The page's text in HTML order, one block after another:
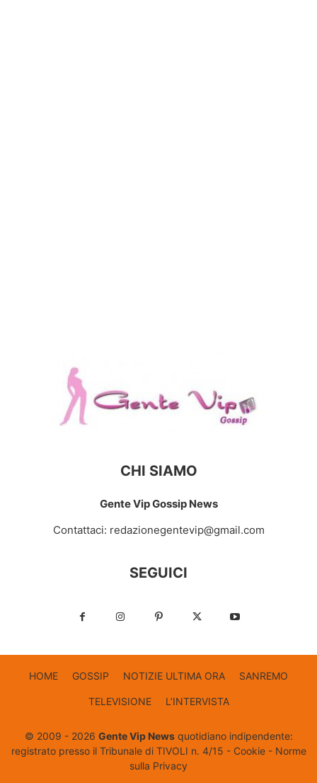
CHI SIAMO
Gente Vip Gossip News
Contattaci: redazionegentevip@gmail.com
SEGUICI
HOME GOSSIP NOTIZIE ULTIMA ORA SANREMO
TELEVISIONE L’INTERVISTA
© 2009 - 2026 Gente Vip Newsquotidiano indipendente:
registrato presso il Tribunale di TIVOLI n. 4/15 - Cookie- Norme
sulla Privacy